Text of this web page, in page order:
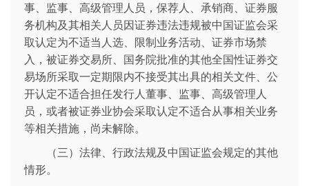
事、监事、高级管理人员，保荐人、承销商、证券服
务机构及其相关人员因证券违法违规被中国证监会采
取认定为不适当人选、限制业务活动、证券市场禁
入，被证券交易所、国务院批准的其他全国性证券交
易场所采取一定期限内不接受其出具的相关文件、公
开认定不适合担任发行人董事、监事、高级管理人
员，或者被证券业协会采取认定不适合从事相关业务
等相关措施，尚未解除。
（三）法律、行政法规及中国证监会规定的其他
情形。